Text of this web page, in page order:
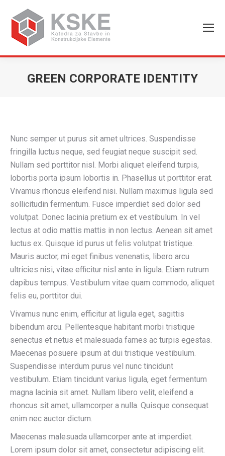
GREEN CORPORATE IDENTITY
Nunc semper ut purus sit amet ultrices. Suspendisse
fringilla luctus neque, sed feugiat neque suscipit sed.
Nullam sed porttitor nisl. Morbi aliquet eleifend turpis,
lobortis porta ipsum lobortis in. Phasellus ut porttitor erat.
Vivamus rhoncus eleifend nisi. Nullam maximus ligula sed
sollicitudin fermentum. Fusce imperdiet sed dolor sed
volutpat. Donec lacinia pretium ex et vestibulum. In vel
lectus at odio mattis mattis in non lectus. Aenean sit amet
luctus ex. Quisque id purus ut felis volutpat tristique.
Mauris auctor, mi eget finibus venenatis, libero arcu
ultricies nisi, vitae efficitur nisl ante in ligula. Etiam rutrum
dapibus tempus. Vestibulum vitae quam commodo, aliquet
felis eu, porttitor dui.
Vivamus nunc enim, efficitur at ligula eget, sagittis
bibendum arcu. Pellentesque habitant morbi tristique
senectus et netus et malesuada fames ac turpis egestas.
Maecenas posuere ipsum at dui tristique vestibulum.
Suspendisse interdum purus vel nunc tincidunt
vestibulum. Etiam tincidunt varius ligula, eget fermentum
magna lacinia sit amet. Nullam libero velit, eleifend a
rhoncus sit amet, ullamcorper a nulla. Quisque consequat
enim nec auctor dictum.
Maecenas malesuada ullamcorper ante at imperdiet.
Lorem ipsum dolor sit amet, consectetur adipiscing elit.